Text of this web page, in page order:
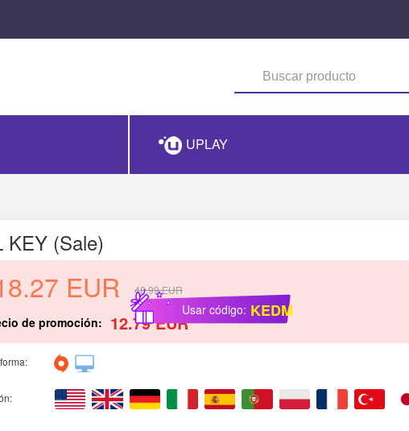
UPLAY
KEY (Sale)
EUR 48.99EUR
de promoción: 12.79 EUR
Usar código: KEDM